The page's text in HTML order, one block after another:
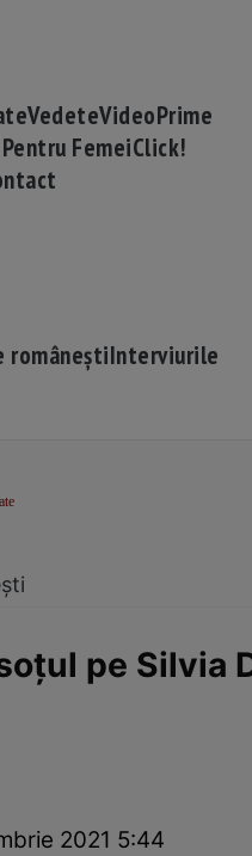
VedeteVideoPrime
FemeiClick!
româneștiInterviurile
pe Silvia
2021 5:44